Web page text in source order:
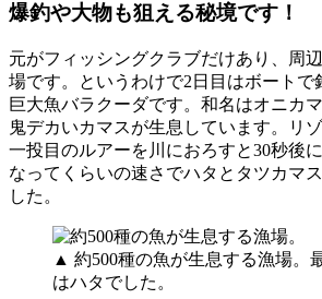
爆釣や大物も狙える秘境です！
元がフィッシングクラブだけあり、周
場です。というわけで2日目はボートで
巨大魚バラクーダです。和名はオニカ
鬼デカいカマスが生息しています。リ
一投目のルアーを川におろすと30秒後
なってくらいの速さでハタとタツカマ
した。
▲ 約500種の魚が生息する漁場。
はハタでした。